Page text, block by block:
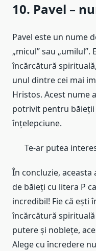
10. Pavel –
Pavel este un nume
„micul” sau
încărcătură
unul dintre cei mai
Hristos. Acest nume
potrivit pentru băieții
înțelepciune.
Te-ar putea
În concluzie,
de băieți cu litera P
incredibil! Fie că ești
încărcătură
putere și noblețe,
Alege cu încredere